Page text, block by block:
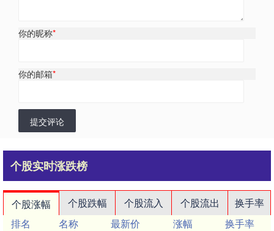
你的昵称*
你的邮箱*
提交评论
个股实时涨跌榜
个股涨幅 个股跌幅 个股流入 个股流出
换手率
排名
名称 最新价 涨幅
换手率